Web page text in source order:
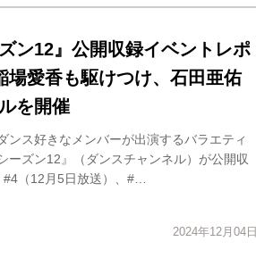
ン12』公開収録イベントレポ
場愛香も駆けつけ、石田亜佑
を開催
ンス好きなメンバーが出演するバラエティ
ーズン12』（ダンスチャンネル）が公開収
（12月5日放送）、#…
2024年12月04日